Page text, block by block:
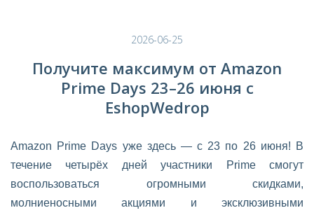
2026-06-25
Получите максимум от Amazon
Prime Days 23–26 июня с
EshopWedrop
Amazon Prime Days уже здесь — с 23 по 26 июня! В
течение четырёх дней участники Prime смогут
воспользоваться огромными скидками,
молниеносными акциями и эксклюзивными